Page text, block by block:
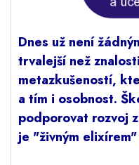
Dnes už není
trvalejší než
metazkušeností,
a tím i osobnost.
podporovat rozvoj
je "živným